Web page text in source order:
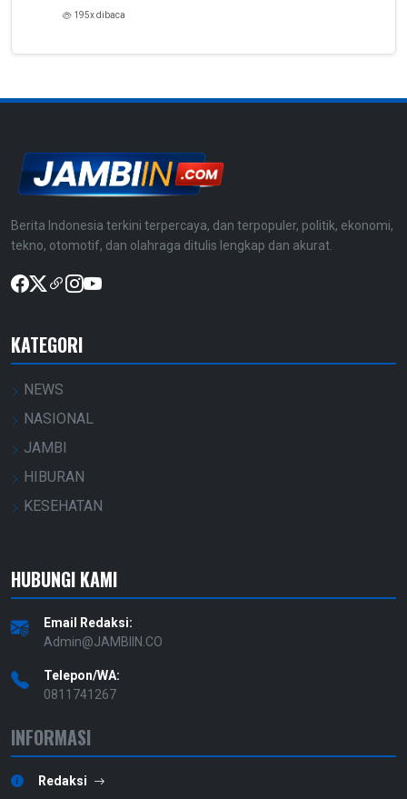
195x dibaca
Berita Indonesia terkini terpercaya, dan terpopuler, politik, ekonomi,
tekno, otomotif, dan olahraga ditulis lengkap dan akurat.
KATEGORI
NEWS
NASIONAL
JAMBI
HIBURAN
KESEHATAN
HUBUNGI KAMI
Email Redaksi:
Admin@JAMBIIN.CO
Telepon/WA:
0811741267
INFORMASI
Redaksi